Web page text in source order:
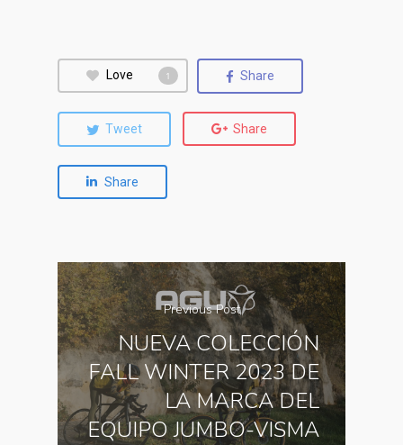
Love 1 Share
Tweet Share
Share
Previous Post
NUEVA COLECCIÓN
FALL WINTER 2023 DE
LA MARCA DEL
EQUIPO JUMBO-VISMA